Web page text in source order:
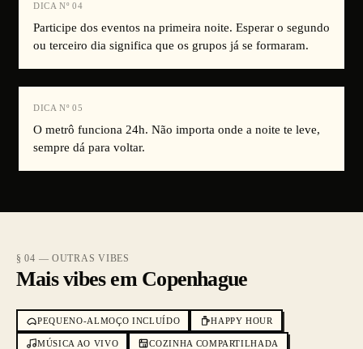
DICA Nº 04
Participe dos eventos na primeira noite. Esperar o segundo
ou terceiro dia significa que os grupos já se formaram.
DICA Nº 05
O metrô funciona 24h. Não importa onde a noite te leve,
sempre dá para voltar.
§ 04 — OUTRAS VIBES
Mais vibes em Copenhague
PEQUENO-ALMOÇO INCLUÍDO HAPPY HOUR
MÚSICA AO VIVO COZINHA COMPARTILHADA